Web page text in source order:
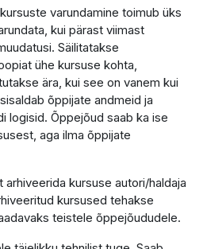
varundamine toimub üks
kui pärast viimast
Säilitatakse
ühe kursuse kohta,
ära, kui see on vanem kui
õppijate andmeid ja
logisid. Õppejõud saab ka ise
aga ilma õppijate
arhiveerida kursuse autori/haldaja
kursused tehakse
teistele õppejõududele.